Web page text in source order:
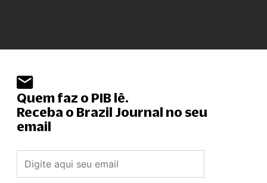
Quem faz o PIB lê.
Receba o Brazil Journal no seu
email